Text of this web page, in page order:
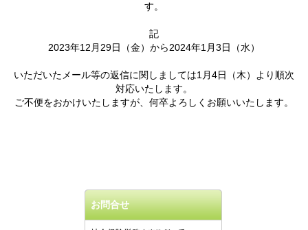
す。
記
2023年12月29日（金）から2024年1月3日（水）
いただいたメール等の返信に関しましては1月4日（木）より順次
対応いたします。
ご不便をおかけいたしますが、何卒よろしくお願いいたします。
お問合せ